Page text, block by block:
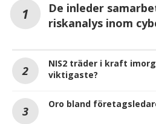
De inleder
riskanalys inom
NIS2 träder i kraft
viktigaste?
Oro bland